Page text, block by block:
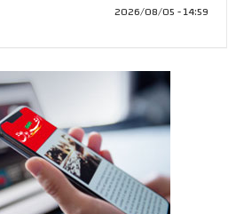
14:59 - 2026/08/05